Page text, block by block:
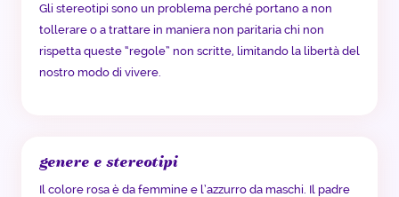
Gli stereotipi sono un problema perché portano a non
tollerare o a trattare in maniera non paritaria chi non
rispetta queste “regole” non scritte, limitando la libertà del
nostro modo di vivere.
genere e stereotipi
Il colore rosa è da femmine e l’azzurro da maschi. Il padre